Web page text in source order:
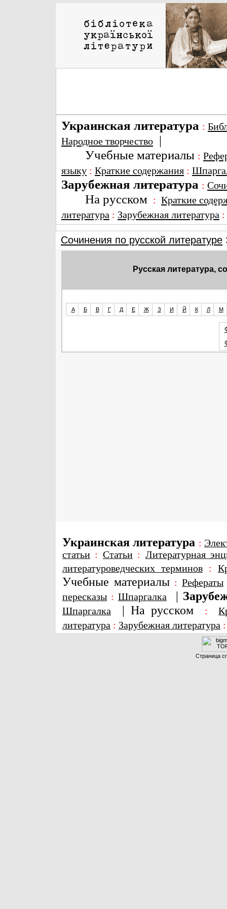
Украинская литература :
Народное творчество |
Учебные материалы :
языку : Краткие содержания :
Зарубежная литература :
На русском : Краткие
литература : Зарубежная литература
Сочинения по русской литературе
Русская литература,
А Б В Г Д Е Ж З И Й К Л М
Украинская литература :
статьи : Статьи: Литературная
литературоведческих терминов:
Учебные материалы : Рефераты
пересказы : Шпаргалка |
Шпаргалка | На русском :
литература : Зарубежная литература
Страница